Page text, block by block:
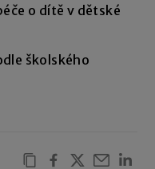
o dítě v dětské
školského